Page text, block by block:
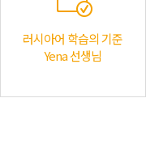
러시아어 학습의 기준
Yena 선생님
스토리텔링으로 상황별,
장/단기 기억향